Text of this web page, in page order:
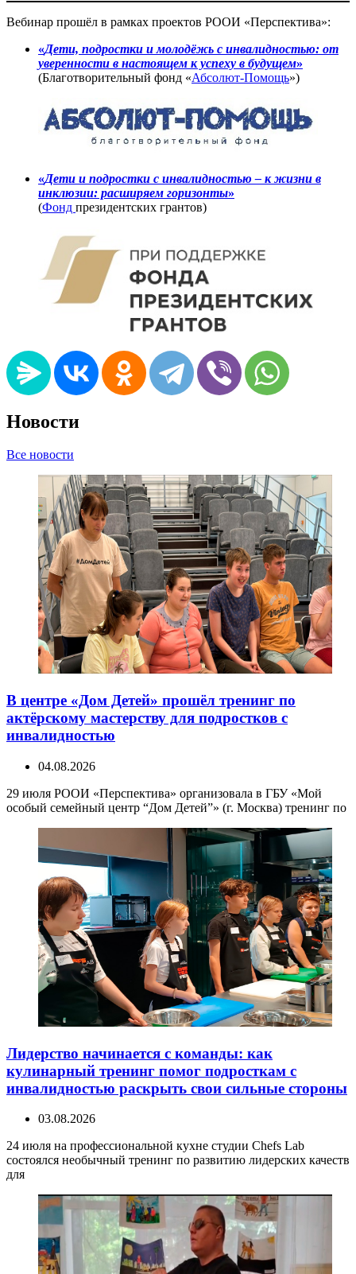
Вебинар прошёл в рамках проектов РООИ «Перспектива»:
«Дети, подростки и молодёжь с инвалидностью: от
уверенности в настоящем к успеху в будущем»
(Благотворительный фонд «Абсолют-Помощь»)
«Дети и подростки с инвалидностью – к жизни в
инклюзии: расширяем горизонты»
(Фонд президентских грантов)
Новости
Все новости
В центре «Дом Детей» прошёл тренинг по
актёрскому мастерству для подростков с
инвалидностью
04.08.2026
29 июля РООИ «Перспектива» организовала в ГБУ «Мой
особый семейный центр “Дом Детей”» (г. Москва) тренинг по
Лидерство начинается с команды: как
кулинарный тренинг помог подросткам с
инвалидностью раскрыть свои сильные стороны
03.08.2026
24 июля на профессиональной кухне студии Chefs Lab
состоялся необычный тренинг по развитию лидерских качеств
для